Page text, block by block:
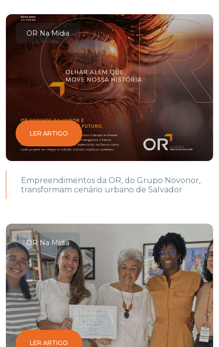
OR Na Mídia
LER ARTIGO
Empreendimentos da OR, do Grupo Novonor,
transformam cenário urbano de Salvador
OR Na Mídia
LER ARTIGO